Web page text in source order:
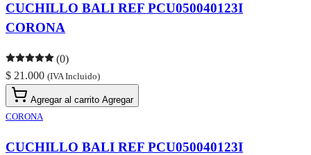
CUCHILLO BALI REF PCU050040123I
CORONA
(0)
$ 21.000 (IVA Incluido)
Agregar al carrito Agregar
CORONA
CUCHILLO BALI REF PCU050040123I